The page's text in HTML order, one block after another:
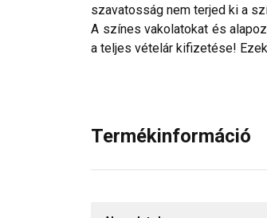
szavatosság nem terjed ki a
A színes vakolatokat és
a teljes vételár kifizetése!
Termékinformáció